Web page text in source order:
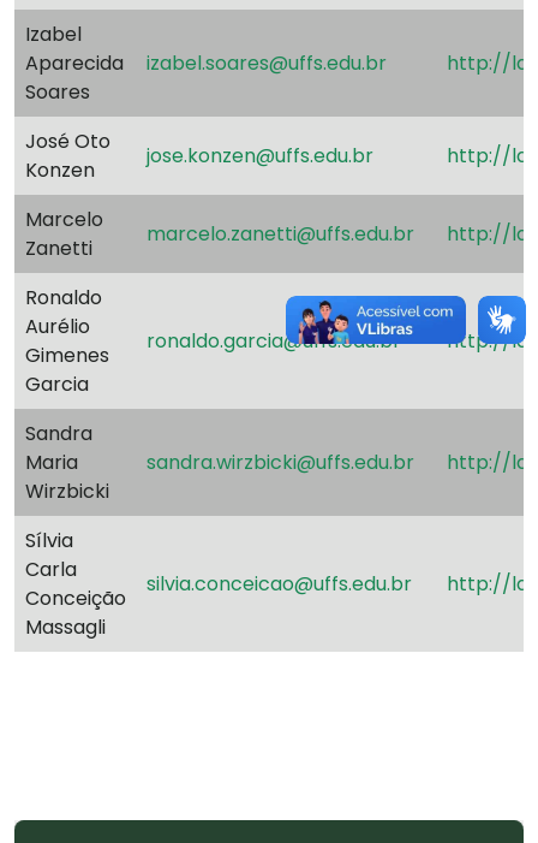
Izabel
Aparecida
Soares
izabel.soares@uffs.edu.br http://
José Oto
Konzen
jose.konzen@uffs.edu.br http://
Marcelo
Zanetti
marcelo.zanetti@uffs.edu.br http://
Ronaldo
Aurélio
Gimenes
Garcia
ronaldo.garcia@uffs.edu.br http://
Sandra
Maria
Wirzbicki
sandra.wirzbicki@uffs.edu.br http://
Sílvia
Carla
Conceição
Massagli
silvia.conceicao@uffs.edu.br http://